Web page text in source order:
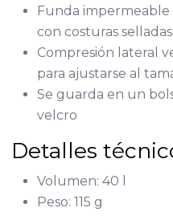
Funda
con costuras selladas
Compresión lateral
para ajustarse al
Se guarda en un
velcro
Detalles
Volumen: 40 l
Peso: 115 g